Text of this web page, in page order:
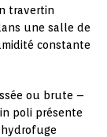
travertin
une salle de
constante
ou brute –
poli présente